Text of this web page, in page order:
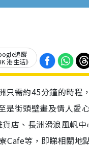
追蹤
港生活》
只需約45分鐘的時程
是街頭壁畫及情人愛
店、長洲滑浪風帆中
Cafe等，即睇相關地